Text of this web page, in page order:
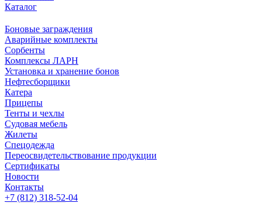
Каталог
Боновые заграждения
Аварийные комплекты
Сорбенты
Комплексы ЛАРН
Установка и хранение бонов
Нефтесборщики
Катера
Прицепы
Тенты и чехлы
Судовая мебель
Жилеты
Спецодежда
Переосвидетельствование продукции
Сертификаты
Новости
Контакты
+7 (812) 318-52-04